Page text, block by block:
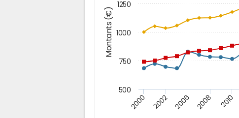
Montants (€)
2000 2002 2006 2008 2010
500
750
1000
1250